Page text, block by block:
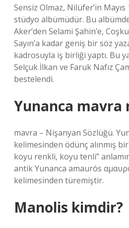
Sensiz Olmaz, Nilüfer’in Mayıs
stüdyo albümüdür. Bu
Aker’den Selami Şahin’e,
Sayın’a kadar geniş bir söz
kadrosuyla iş birliği yaptı. Bu
Selçuk İlkan ve Faruk Nafız
bestelendi.
Yunanca mavra
mavra – Nişanyan Sözlüğü.
kelimesinden ödünç alınmış
koyu renkli, koyu tenli”
antik Yunanca amaurós
kelimesinden türemiştir.
Manolis kimdir?